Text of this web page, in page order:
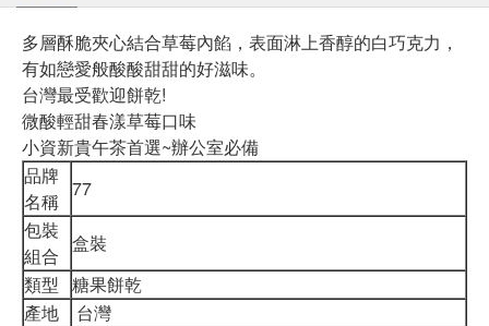
多層酥脆夾心結合草莓內餡，表面淋上香醇的白巧克力，
有如戀愛般酸酸甜甜的好滋味。
台灣最受歡迎餅乾!
微酸輕甜春漾草莓口味
小資新貴午茶首選~辦公室必備
品牌
名稱
77
包裝
組合
盒裝
類型 糖果餅乾
產地
台灣